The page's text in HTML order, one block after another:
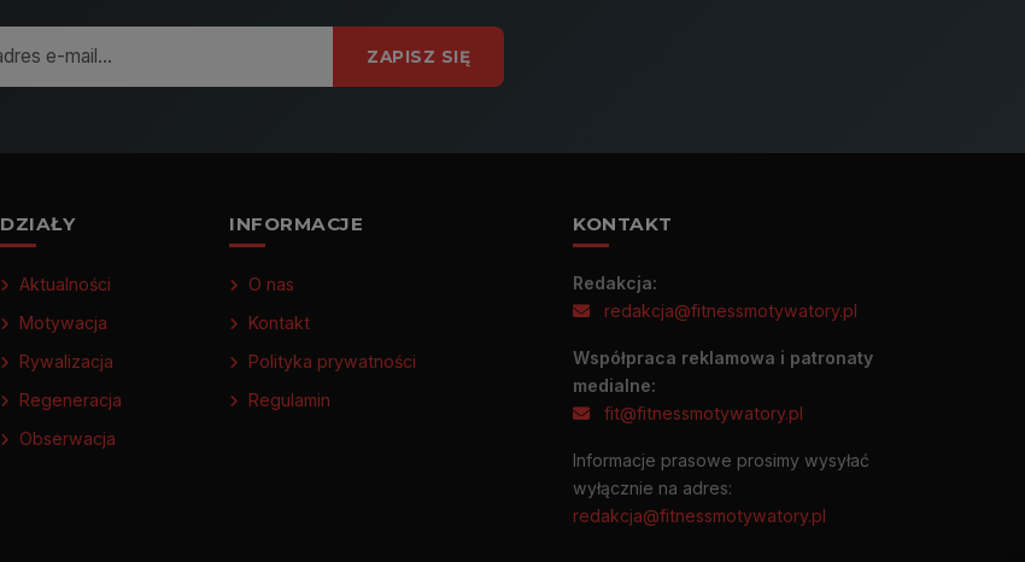
ZAPISZ SIĘ
DZIAŁY
Aktualności
Motywacja
Rywalizacja
Regeneracja
Obserwacja
INFORMACJE
O nas
Kontakt
Polityka prywatności
Regulamin
KONTAKT
Redakcja:
redakcja@fitnessmotywatory.pl
Współpraca reklamowa i patronaty
medialne:
fit@fitnessmotywatory.pl
Informacje prasowe prosimy wysyłać
wyłącznie na adres:
redakcja@fitnessmotywatory.pl